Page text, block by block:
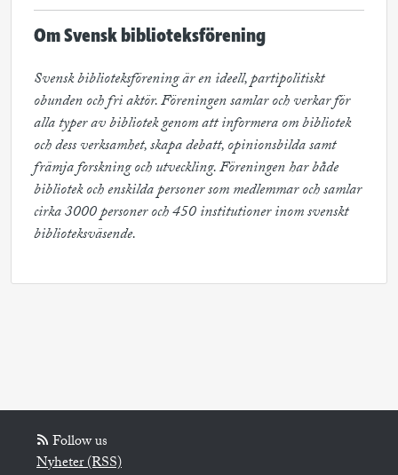
Om Svensk biblioteksförening
Svensk biblioteksförening är en ideell, partipolitiskt
obunden och fri aktör. Föreningen samlar och verkar för
alla typer av bibliotek genom att informera om bibliotek
och dess verksamhet, skapa debatt, opinionsbilda samt
främja forskning och utveckling. Föreningen har både
bibliotek och enskilda personer som medlemmar och samlar
cirka 3000 personer och 450 institutioner inom svenskt
biblioteksväsende.
Follow us
Nyheter (RSS)